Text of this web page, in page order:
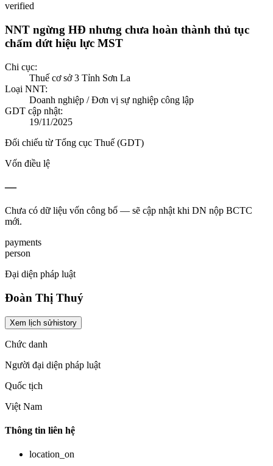
verified
NNT ngừng HĐ nhưng chưa hoàn thành thủ tục
chấm dứt hiệu lực MST
Chi cục:
Thuế cơ sở 3 Tỉnh Sơn La
Loại NNT:
Doanh nghiệp / Đơn vị sự nghiệp công lập
GDT cập nhật:
19/11/2025
Đối chiếu từ Tổng cục Thuế (GDT)
Vốn điều lệ
—
Chưa có dữ liệu vốn công bố — sẽ cập nhật khi DN nộp BCTC
mới.
payments
person
Đại diện pháp luật
Đoàn Thị Thuý
Xem lịch sửhistory
Chức danh
Người đại diện pháp luật
Quốc tịch
Việt Nam
Thông tin liên hệ
location_on